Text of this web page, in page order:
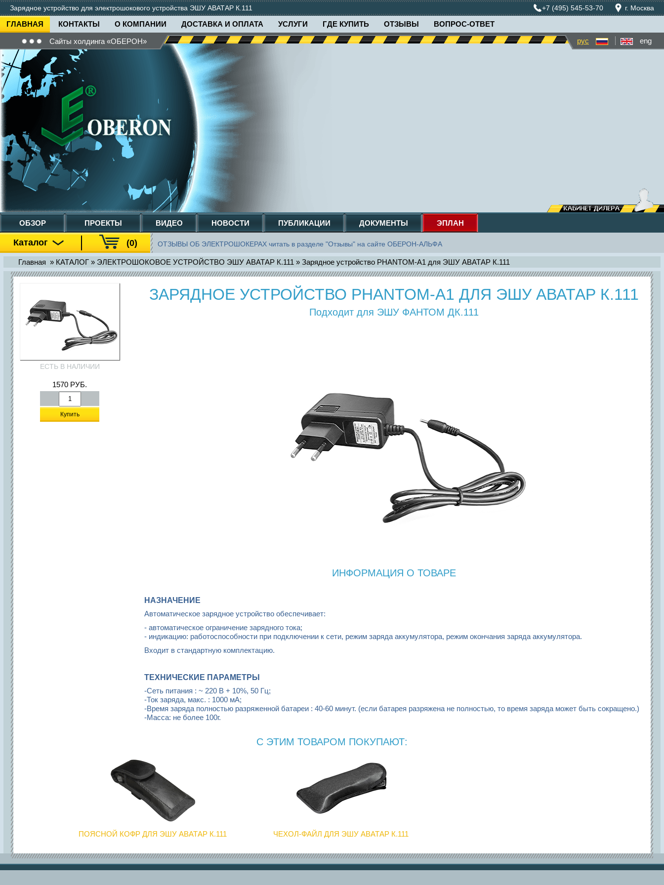
г. Москва
+7 (495) 545-53-70
Зарядное устройство для электрошокового устройства ЭШУ АВАТАР К.111
ГЛАВНАЯ КОНТАКТЫ О КОМПАНИИ ДОСТАВКА И ОПЛАТА УСЛУГИ ГДЕ КУПИТЬ ОТЗЫВЫ ВОПРОС-ОТВЕТ
Сайты холдинга «ОБЕРОН» рус eng
ОБЗОР ПРОЕКТЫ ВИДЕО НОВОСТИ ПУБЛИКАЦИИ ДОКУМЕНТЫ ЭПЛАН
ОТЗЫВЫ ОБ ЭЛЕКТРОШОКЕРАХ читать в разделе "Отзывы" на сайте ОБЕРОН-АЛЬФА
Каталог (0)
Главная » КАТАЛОГ » ЭЛЕКТРОШОКОВОЕ УСТРОЙСТВО ЭШУ АВАТАР К.111 » Зарядное устройство PHANTOM-A1 для ЭШУ АВАТАР К.111
ЕСТЬ В НАЛИЧИИ
1570 РУБ.
Купить
ЗАРЯДНОЕ УСТРОЙСТВО PHANTOM-A1 ДЛЯ ЭШУ АВАТАР К.111
Подходит для ЭШУ ФАНТОМ ДК.111
ИНФОРМАЦИЯ О ТОВАРЕ
НАЗНАЧЕНИЕ
Автоматическое зарядное устройство обеспечивает:
- автоматическое ограничение зарядного тока;
- индикацию: работоспособности при подключении к сети, режим заряда аккумулятора, режим окончания заряда аккумулятора.
Входит в стандартную комплектацию.
ТЕХНИЧЕСКИЕ ПАРАМЕТРЫ
-Сеть питания : ~ 220 В + 10%, 50 Гц;
-Ток заряда, макс. : 1000 мА;
-Время заряда полностью разряженной батареи : 40-60 минут. (если батарея разряжена не полностью, то время заряда может быть сокращено.)
-Масса: не более 100г.
С ЭТИМ ТОВАРОМ ПОКУПАЮТ:
ПОЯСНОЙ КОФР ДЛЯ ЭШУ АВАТАР К.111 ЧЕХОЛ-ФАЙЛ ДЛЯ ЭШУ АВАТАР К.111